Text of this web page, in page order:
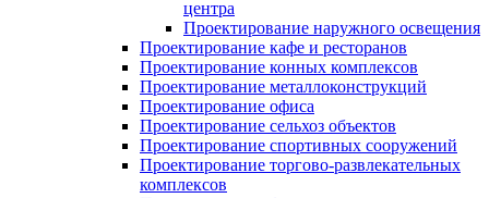
центра
Проектирование наружного освещения
Проектирование кафе и ресторанов
Проектирование конных комплексов
Проектирование металлоконструкций
Проектирование офиса
Проектирование сельхоз объектов
Проектирование спортивных сооружений
Проектирование торгово-развлекательных
комплексов